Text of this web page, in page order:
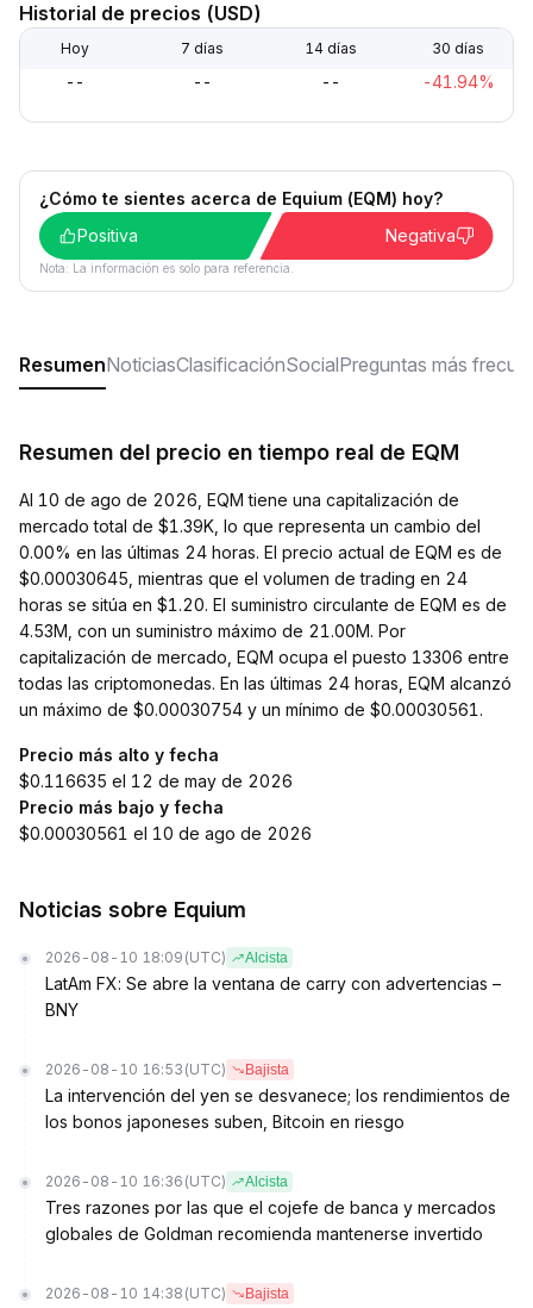
Historial de precios (USD)
Hoy 7 días 14 días 30 días
-- -- -- -41.94%
¿Cómo te sientes acerca de Equium (EQM) hoy?
Positiva
Negativa
Nota: La información es solo para referencia.
ResumenNoticiasClasificaciónSocialPreguntas más
Resumen del precio en tiempo real de EQM
Al 10 de ago de 2026, EQM tiene una capitalización de
mercado total de $1.39K, lo que representa un cambio del
0.00% en las últimas 24 horas. El precio actual de EQM es de
$0.00030645, mientras que el volumen de trading en 24
horas se sitúa en $1.20. El suministro circulante de EQM es de
4.53M, con un suministro máximo de 21.00M. Por
capitalización de mercado, EQM ocupa el puesto 13306 entre
todas las criptomonedas. En las últimas 24 horas, EQM alcanzó
un máximo de $0.00030754 y un mínimo de $0.00030561.
Precio más alto y fecha
$0.116635 el 12 de may de 2026
Precio más bajo y fecha
$0.00030561 el 10 de ago de 2026
Noticias sobre Equium
2026-08-10 18:09 (UTC) Alcista
LatAm FX: Se abre la ventana de carry con advertencias –
BNY
2026-08-10 16:53 (UTC) Bajista
La intervención del yen se desvanece; los rendimientos de
los bonos japoneses suben, Bitcoin en riesgo
2026-08-10 16:36 (UTC) Alcista
Tres razones por las que el cojefe de banca y mercados
globales de Goldman recomienda mantenerse invertido
2026-08-10 14:38 (UTC) Bajista